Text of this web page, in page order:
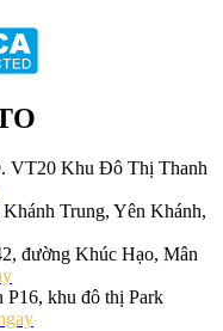
VT20 Khu Đô Thị Thanh
Khánh Trung, Yên Khánh,
đường Khúc Hạo, Mân
P16, khu đô thị Park